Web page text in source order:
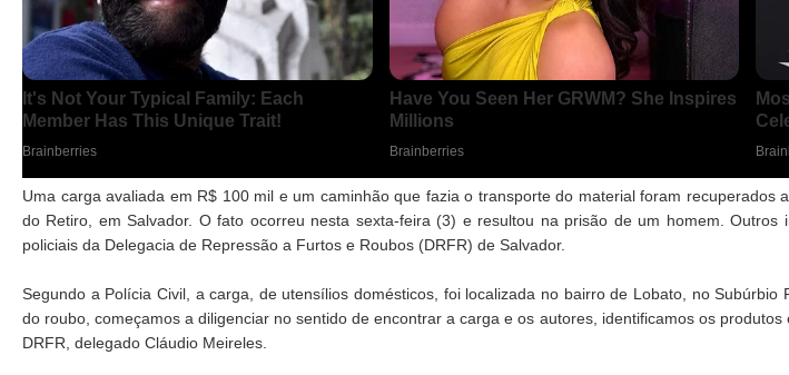
Uma carga avaliada em R$ 100 mil e um caminhão que fazia o transporte do material foram recuperados
do Retiro, em Salvador. O fato ocorreu nesta sexta-feira (3) e resultou na prisão de um homem. Outros
policiais da Delegacia de Repressão a Furtos e Roubos (DRFR) de Salvador.
Segundo a Polícia Civil, a carga, de utensílios domésticos, foi localizada no bairro de Lobato, no Subúrbio
do roubo, começamos a diligenciar no sentido de encontrar a carga e os autores, identificamos os
DRFR, delegado Cláudio Meireles.